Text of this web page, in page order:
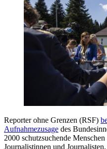
Reporter ohne Grenzen (RSF)
Aufnahmezusage des
2000 schutzsuchende
Journalistinnen und